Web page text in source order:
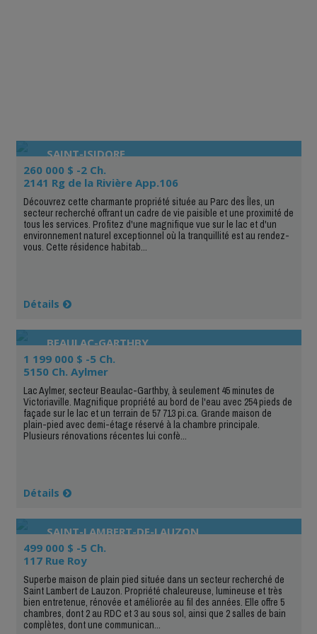
SAINT-ISIDORE
260 000 $ -2 Ch.
2141 Rg de la Rivière App.106
Découvrez cette charmante propriété située au Parc des Îles, un
secteur recherché offrant un cadre de vie paisible et une proximité de
tous les services. Profitez d'une magnifique vue sur le lac et d'un
environnement naturel exceptionnel où la tranquillité est au rendez-
vous. Cette résidence habitab...
Détails
BEAULAC-GARTHBY
1 199 000 $ -5 Ch.
5150 Ch. Aylmer
Lac Aylmer, secteur Beaulac-Garthby, à seulement 45 minutes de
Victoriaville. Magnifique propriété au bord de l'eau avec 254 pieds de
façade sur le lac et un terrain de 57 713 pi.ca. Grande maison de
plain-pied avec demi-étage réservé à la chambre principale.
Plusieurs rénovations récentes lui confè...
Détails
SAINT-LAMBERT-DE-LAUZON
499 000 $ -5 Ch.
117 Rue Roy
Superbe maison de plain pied située dans un secteur recherché de
Saint Lambert de Lauzon. Propriété chaleureuse, lumineuse et très
bien entretenue, rénovée et améliorée au fil des années. Elle offre 5
chambres, dont 2 au RDC et 3 au sous sol, ainsi que 2 salles de bain
complètes, dont une communican...